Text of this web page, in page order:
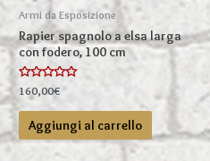
Armi da Esposizione
Rapier spagnolo a elsa larga
con fodero, 100 cm
Valutato
0
su
160,00€
Aggiungi al carrello